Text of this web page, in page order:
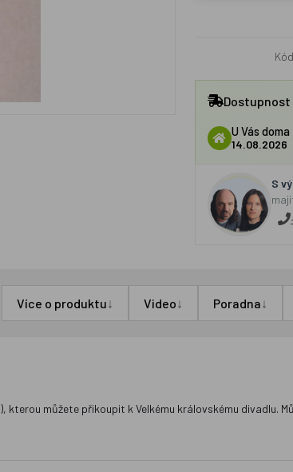
Dostupnost
U Vás doma
14.08.2026
S
Více o produktu↓ Video↓ Poradna↓
kterou můžete přikoupit k Velkému královskému